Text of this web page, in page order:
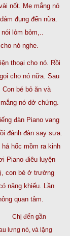
nốt. Mẹ mắng nó
đụng đến nữa.
lỏm bỏm,..
nó nghe.
thoại cho nó. Rồi
cho nó nữa. Sau
Con bé bỏ ăn và
nó dở chứng.
đàn Piano vang
đánh đàn say sưa.
hốc mồm ra kinh
Piano điêu luyện
con bé ở trường
năng khiếu. Lần
quan tâm.
Chị đến gần
lưng nó, và lặng